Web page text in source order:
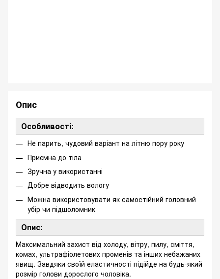
Опис
Особливості:
Не парить, чудовий варіант на літню пору року
Приємна до тіла
Зручна у використанні
Добре відводить вологу
Можна використовувати як самостійний головний
убір чи підшоломник
Опис:
Максимальний захист від холоду, вітру, пилу, сміття,
комах, ультрафіолетових променів та інших небажаних
явищ. Завдяки своїй еластичності підійде на будь-який
розмір голови дорослого чоловіка.